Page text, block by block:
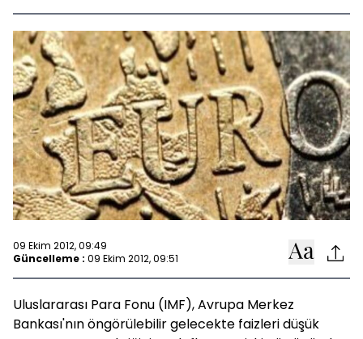
09 Ekim 2012, 09:49
Güncelleme : 09 Ekim 2012, 09:51
Uluslararası Para Fonu (IMF), Avrupa Merkez
Bankası'nın öngörülebilir gelecekte faizleri düşük